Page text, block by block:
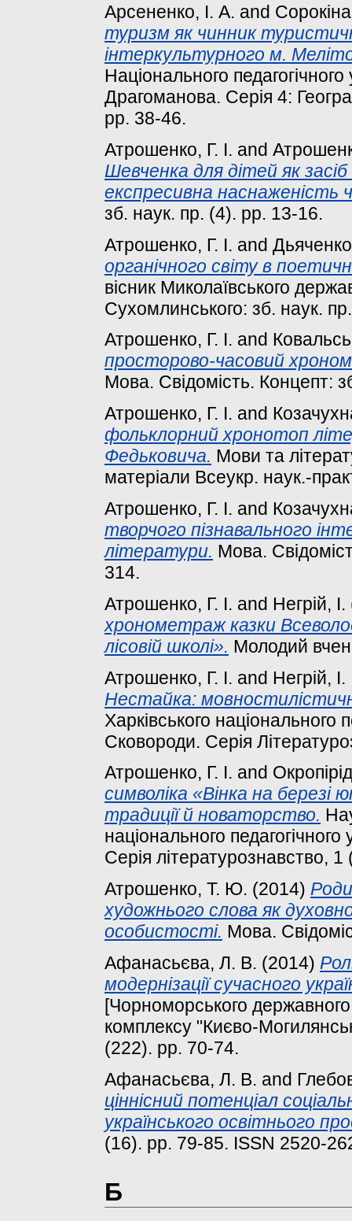
Арсененко, І. А. and
туризм як чинник
інтеркультурного м.
Національного
Драгоманова. Серія 4:
pp. 38-46.
Атрошенко, Г. І. and
Шевченка для дітей як
експресивна наснаженість
зб. наук. пр. (4). pp. 13-16.
Атрошенко, Г. І. and
органічного світу в
вісник Миколаївського
Сухомлинського: зб. наук.
Атрошенко, Г. І. and
просторово-часовий
Мова. Свідомість. Концепт:
Атрошенко, Г. І. and
фольклорний хронотоп
Федьковича. Мови та
матеріали Всеукр. наук.-
Атрошенко, Г. І. and
творчого пізнавального
літератури. Мова.
314.
Атрошенко, Г. І. and Негрій, І.
хронометраж казки
лісовій школі». Молодий
Атрошенко, Г. І. and Негрій, І.
Нестайка:
Харківського національного
Сковороди. Серія
Атрошенко, Г. І. and
символіка «Вінка на березі
традиції й новаторство.
національного
Серія літературознавство,
Атрошенко, Т. Ю. (2014)
художнього слова як
особистості. Мова.
Афанасьєва, Л. В. (2014)
модернізації сучасного
[Чорноморського
комплексу "Києво-
(222). pp. 70-74.
Афанасьєва, Л. В. and
ціннісний потенціал
українського освітнього
(16). pp. 79-85. ISSN 2520-
Б